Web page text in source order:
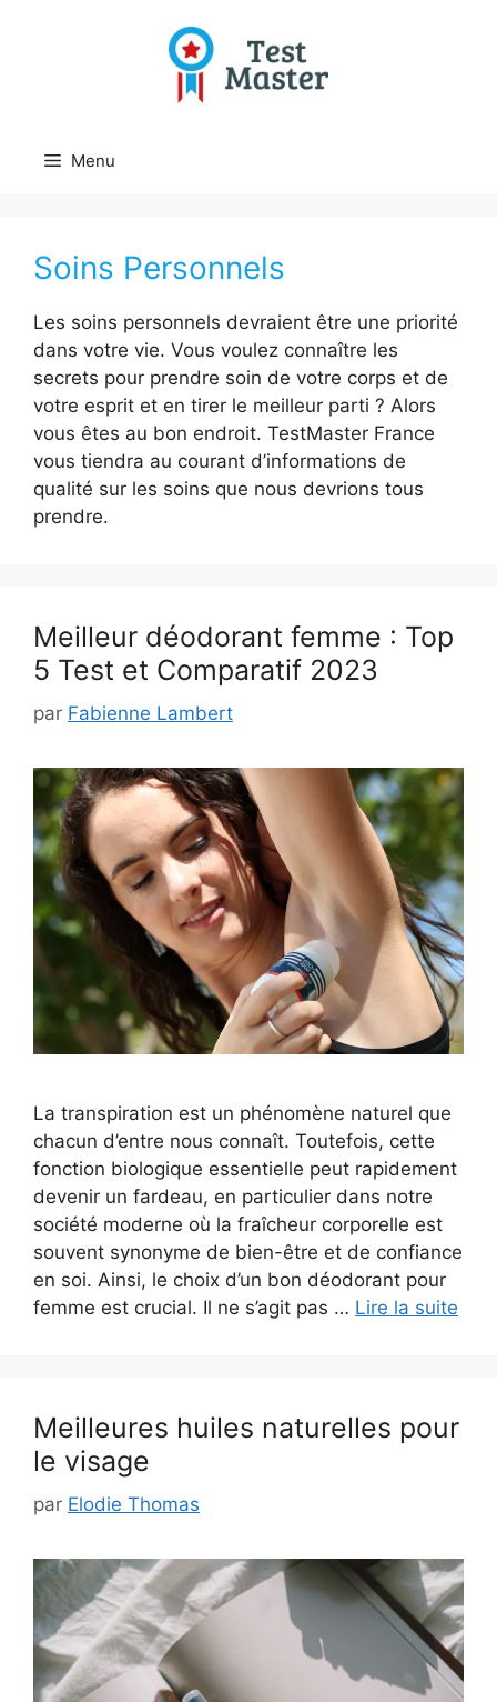
Menu
Soins Personnels
Les soins personnels devraient être une priorité
dans votre vie. Vous voulez connaître les
secrets pour prendre soin de votre corps et de
votre esprit et en tirer le meilleur parti ? Alors
vous êtes au bon endroit. TestMaster France
vous tiendra au courant d’informations de
qualité sur les soins que nous devrions tous
prendre.
Meilleur déodorant femme : Top
5 Test et Comparatif 2023
par Fabienne Lambert
La transpiration est un phénomène naturel que
chacun d’entre nous connaît. Toutefois, cette
fonction biologique essentielle peut rapidement
devenir un fardeau, en particulier dans notre
société moderne où la fraîcheur corporelle est
souvent synonyme de bien-être et de confiance
en soi. Ainsi, le choix d’un bon déodorant pour
femme est crucial. Il ne s’agit pas … Lire la suite
Meilleures huiles naturelles pour
le visage
par Elodie Thomas